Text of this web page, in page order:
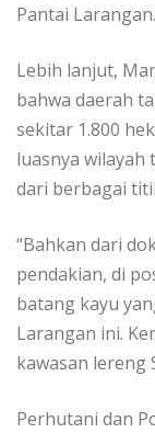
Pantai Larangan.
Lebih lanjut,
bahwa daerah
sekitar 1.800
luasnya wilayah
dari berbagai
“Bahkan dari
pendakian, di
batang kayu
Larangan ini.
kawasan lereng
Perhutani dan